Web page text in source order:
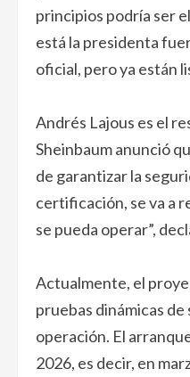
principios podría ser
está la presidenta
oficial, pero ya están
Andrés Lajous es el
Sheinbaum anunció
de garantizar la
certificación, se va a
se pueda operar”,
Actualmente, el
pruebas dinámicas
operación. El
2026, es decir, en